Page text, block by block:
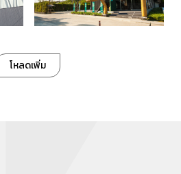
โหลดเพิ่ม